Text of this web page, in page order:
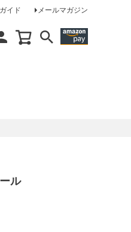
イド メールマガジン
ル